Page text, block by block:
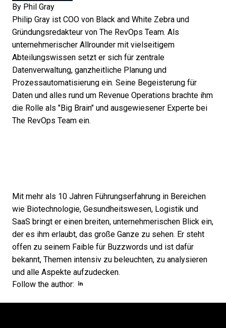
By Phil Gray
Philip Gray ist COO von Black and White Zebra und
Gründungsredakteur von The RevOps Team. Als
unternehmerischer Allrounder mit vielseitigem
Abteilungswissen setzt er sich für zentrale
Datenverwaltung, ganzheitliche Planung und
Prozessautomatisierung ein. Seine Begeisterung für
Daten und alles rund um Revenue Operations brachte ihm
die Rolle als "Big Brain" und ausgewiesener Experte bei
The RevOps Team ein.
Mit mehr als 10 Jahren Führungserfahrung in Bereichen
wie Biotechnologie, Gesundheitswesen, Logistik und
SaaS bringt er einen breiten, unternehmerischen Blick ein,
der es ihm erlaubt, das große Ganze zu sehen. Er steht
offen zu seinem Faible für Buzzwords und ist dafür
bekannt, Themen intensiv zu beleuchten, zu analysieren
und alle Aspekte aufzudecken.
Follow the author: Opens new window